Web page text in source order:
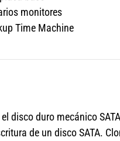
monitores
Time Machine
disco duro mecánico
de un disco SATA.